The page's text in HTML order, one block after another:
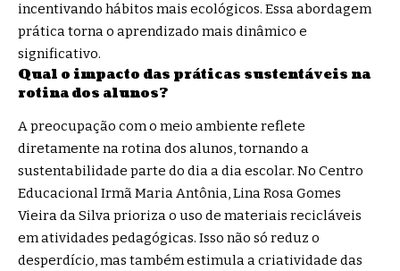
incentivando hábitos mais ecológicos. Essa abordagem
prática torna o aprendizado mais dinâmico e
significativo.
Qual o impacto das práticas sustentáveis na
rotina dos alunos?
A preocupação com o meio ambiente reflete
diretamente na rotina dos alunos, tornando a
sustentabilidade parte do dia a dia escolar. No Centro
Educacional Irmã Maria Antônia, Lina Rosa Gomes
Vieira da Silva prioriza o uso de materiais recicláveis
em atividades pedagógicas. Isso não só reduz o
desperdício, mas também estimula a criatividade das